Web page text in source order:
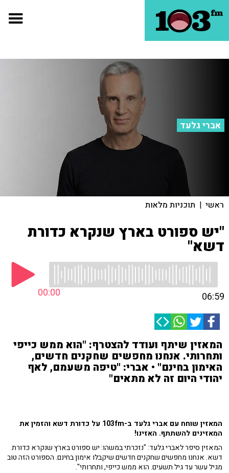
אברי גלעד
ראשי | תוכניות מלאות
"יש ספורט בארץ שנקרא כדורת
דשא"
00:00 06:59
המאזין שיתף ועודד להצטרף: "הוא ממש כייפי
ותחרותי. אנחנו מחפשים שחקנים חדשים,
האימון בחינם" • אברי: "טיפה משעמם, לאף
יהודי היום זה לא מתאים"
המאזין שוחח עם אברי גלעד ב-103fm על כדורת דשא והזמין את
המאזינים להשתתף. האזינו!
המאזין סיפר לאברי גלעד: "נזכרתי במשהו: יש ספורט בארץ שנקרא כדורת
דשא. אנחנו מחפשים שחקנים חדשים שיקבלו אימון בחינם. הספורט הזה טוב
מגיל עשר עד גיל תשעים. הוא ממש כייפי, ותחרותי".